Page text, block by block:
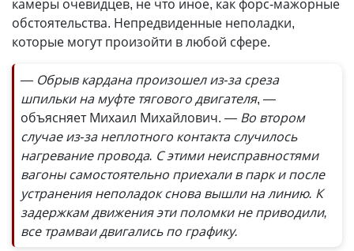
камеры очевидцев, не что иное, как форс-мажорные
обстоятельства. Непредвиденные неполадки,
которые могут произойти в любой сфере.
— Обрыв кардана произошел из-за среза
шпильки на муфте тягового двигателя, —
объясняет Михаил Михайлович. — Во втором
случае из-за неплотного контакта случилось
нагревание провода. С этими неисправностями
вагоны самостоятельно приехали в парк и после
устранения неполадок снова вышли на линию. К
задержкам движения эти поломки не приводили,
все трамваи двигались по графику.